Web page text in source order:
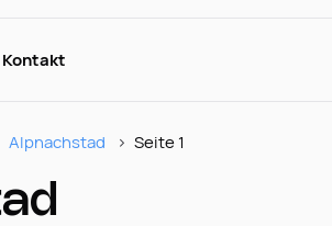
Kontakt
Alpnachstad Seite 1